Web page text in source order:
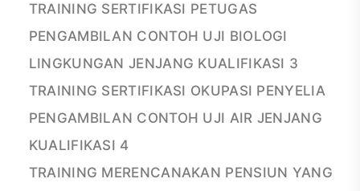
TRAINING SERTIFIKASI PETUGAS
PENGAMBILAN CONTOH UJI BIOLOGI
LINGKUNGAN JENJANG KUALIFIKASI 3
TRAINING SERTIFIKASI OKUPASI PENYELIA
PENGAMBILAN CONTOH UJI AIR JENJANG
KUALIFIKASI 4
TRAINING MERENCANAKAN PENSIUN YANG